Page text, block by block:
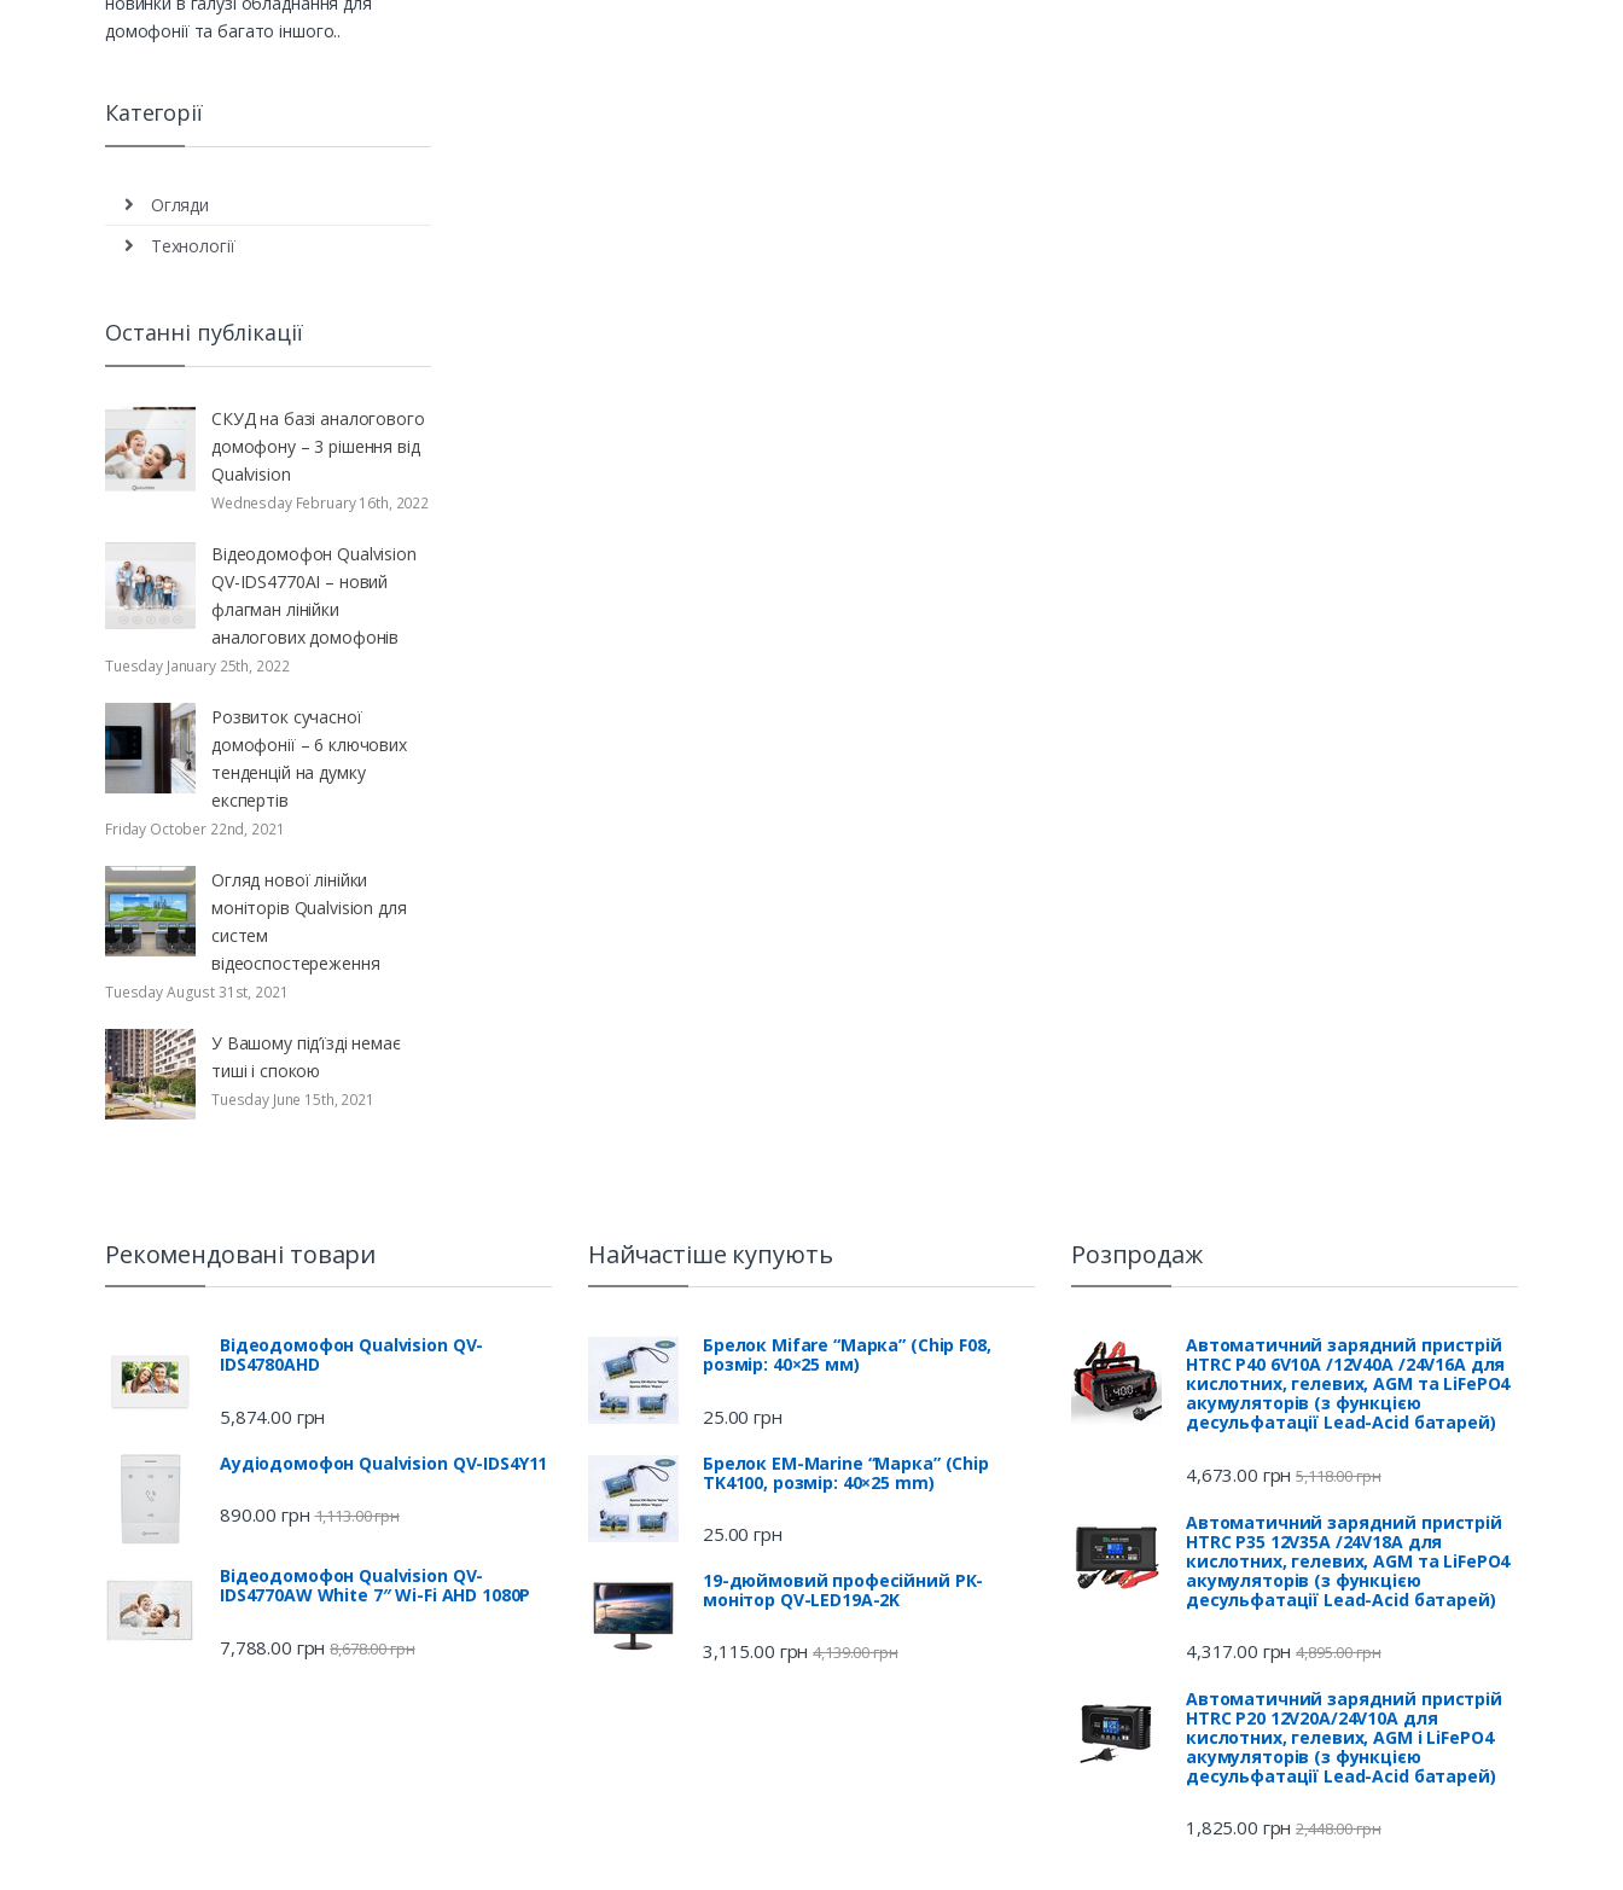
домофонії та багато іншого..
Категорії
Огляди
Технології
Останні публікації
СКУД на базі аналогового
домофону – 3 рішення від
Qualvision
Wednesday February 16th, 2022
Відеодомофон Qualvision
QV-IDS4770AI – новий
флагман лінійки
аналогових домофонів
Tuesday January 25th, 2022
Розвиток сучасної
домофонії – 6 ключових
тенденцій на думку
експертів
Friday October 22nd, 2021
Огляд нової лінійки
моніторів Qualvision для
систем
відеоспостереження
Tuesday August 31st, 2021
У Вашому під’їзді немає
тиші і спокою
Tuesday June 15th, 2021
Рекомендовані товари
Відеодомофон Qualvision QV-
IDS4780AHD
5,874.00 грн
Аудіодомофон Qualvision QV-IDS4Y11
890.00 грн 1,113.00грн
Відеодомофон Qualvision QV-
IDS4770AW White 7″ Wi-Fi AHD 1080P
7,788.00 грн 8,678.00грн
Найчастіше купують
Брелок Mifare “Марка” (Chip F08,
розмір: 40×25 мм)
25.00 грн
Брелок EM-Marine “Марка” (Chip
TK4100, розмір: 40×25 mm)
25.00 грн
19-дюймовий професійний РК-
монітор QV-LED19A-2K
3,115.00 грн 4,139.00грн
Розпродаж
Автоматичний зарядний пристрій
HTRC P40 6V10A /12V40A /24V16A для
кислотних, гелевих, AGM та LiFePO4
акумуляторів (з функцією
десульфатації Lead-Acid батарей)
4,673.00 грн 5,118.00грн
Автоматичний зарядний пристрій
HTRC P35 12V35A /24V18A для
кислотних, гелевих, AGM та LiFePO4
акумуляторів (з функцією
десульфатації Lead-Acid батарей)
4,317.00 грн 4,895.00грн
Автоматичний зарядний пристрій
HTRC P20 12V20A/24V10A для
кислотних, гелевих, AGM і LiFePO4
акумуляторів (з функцією
десульфатації Lead-Acid батарей)
1,825.00 грн 2,448.00грн